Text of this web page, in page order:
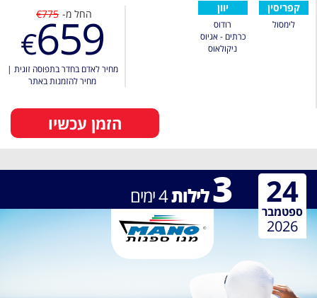
קפריסין
לימסול
יוון
רודוס
כרתים - אגיוס
ניקולאוס
החל מ- €775
€659
מחיר לאדם בחדר בתפוסה זוגית |
מחיר להזמנות באתר
הזמן עכשיו
3לילות4ימים 24
ספטמבר
2026